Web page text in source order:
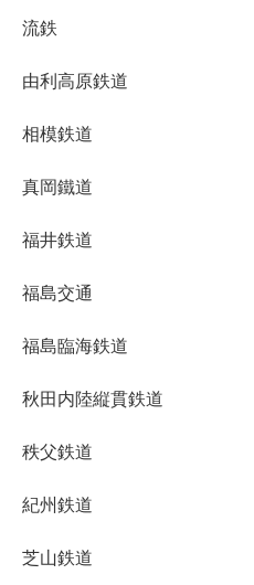
流鉄
由利高原鉄道
相模鉄道
真岡鐵道
福井鉄道
福島交通
福島臨海鉄道
秋田内陸縦貫鉄道
秩父鉄道
紀州鉄道
芝山鉄道